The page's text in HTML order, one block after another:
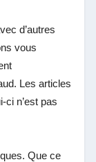
d’autres
vous
Les articles
ci n’est pas
Que ce